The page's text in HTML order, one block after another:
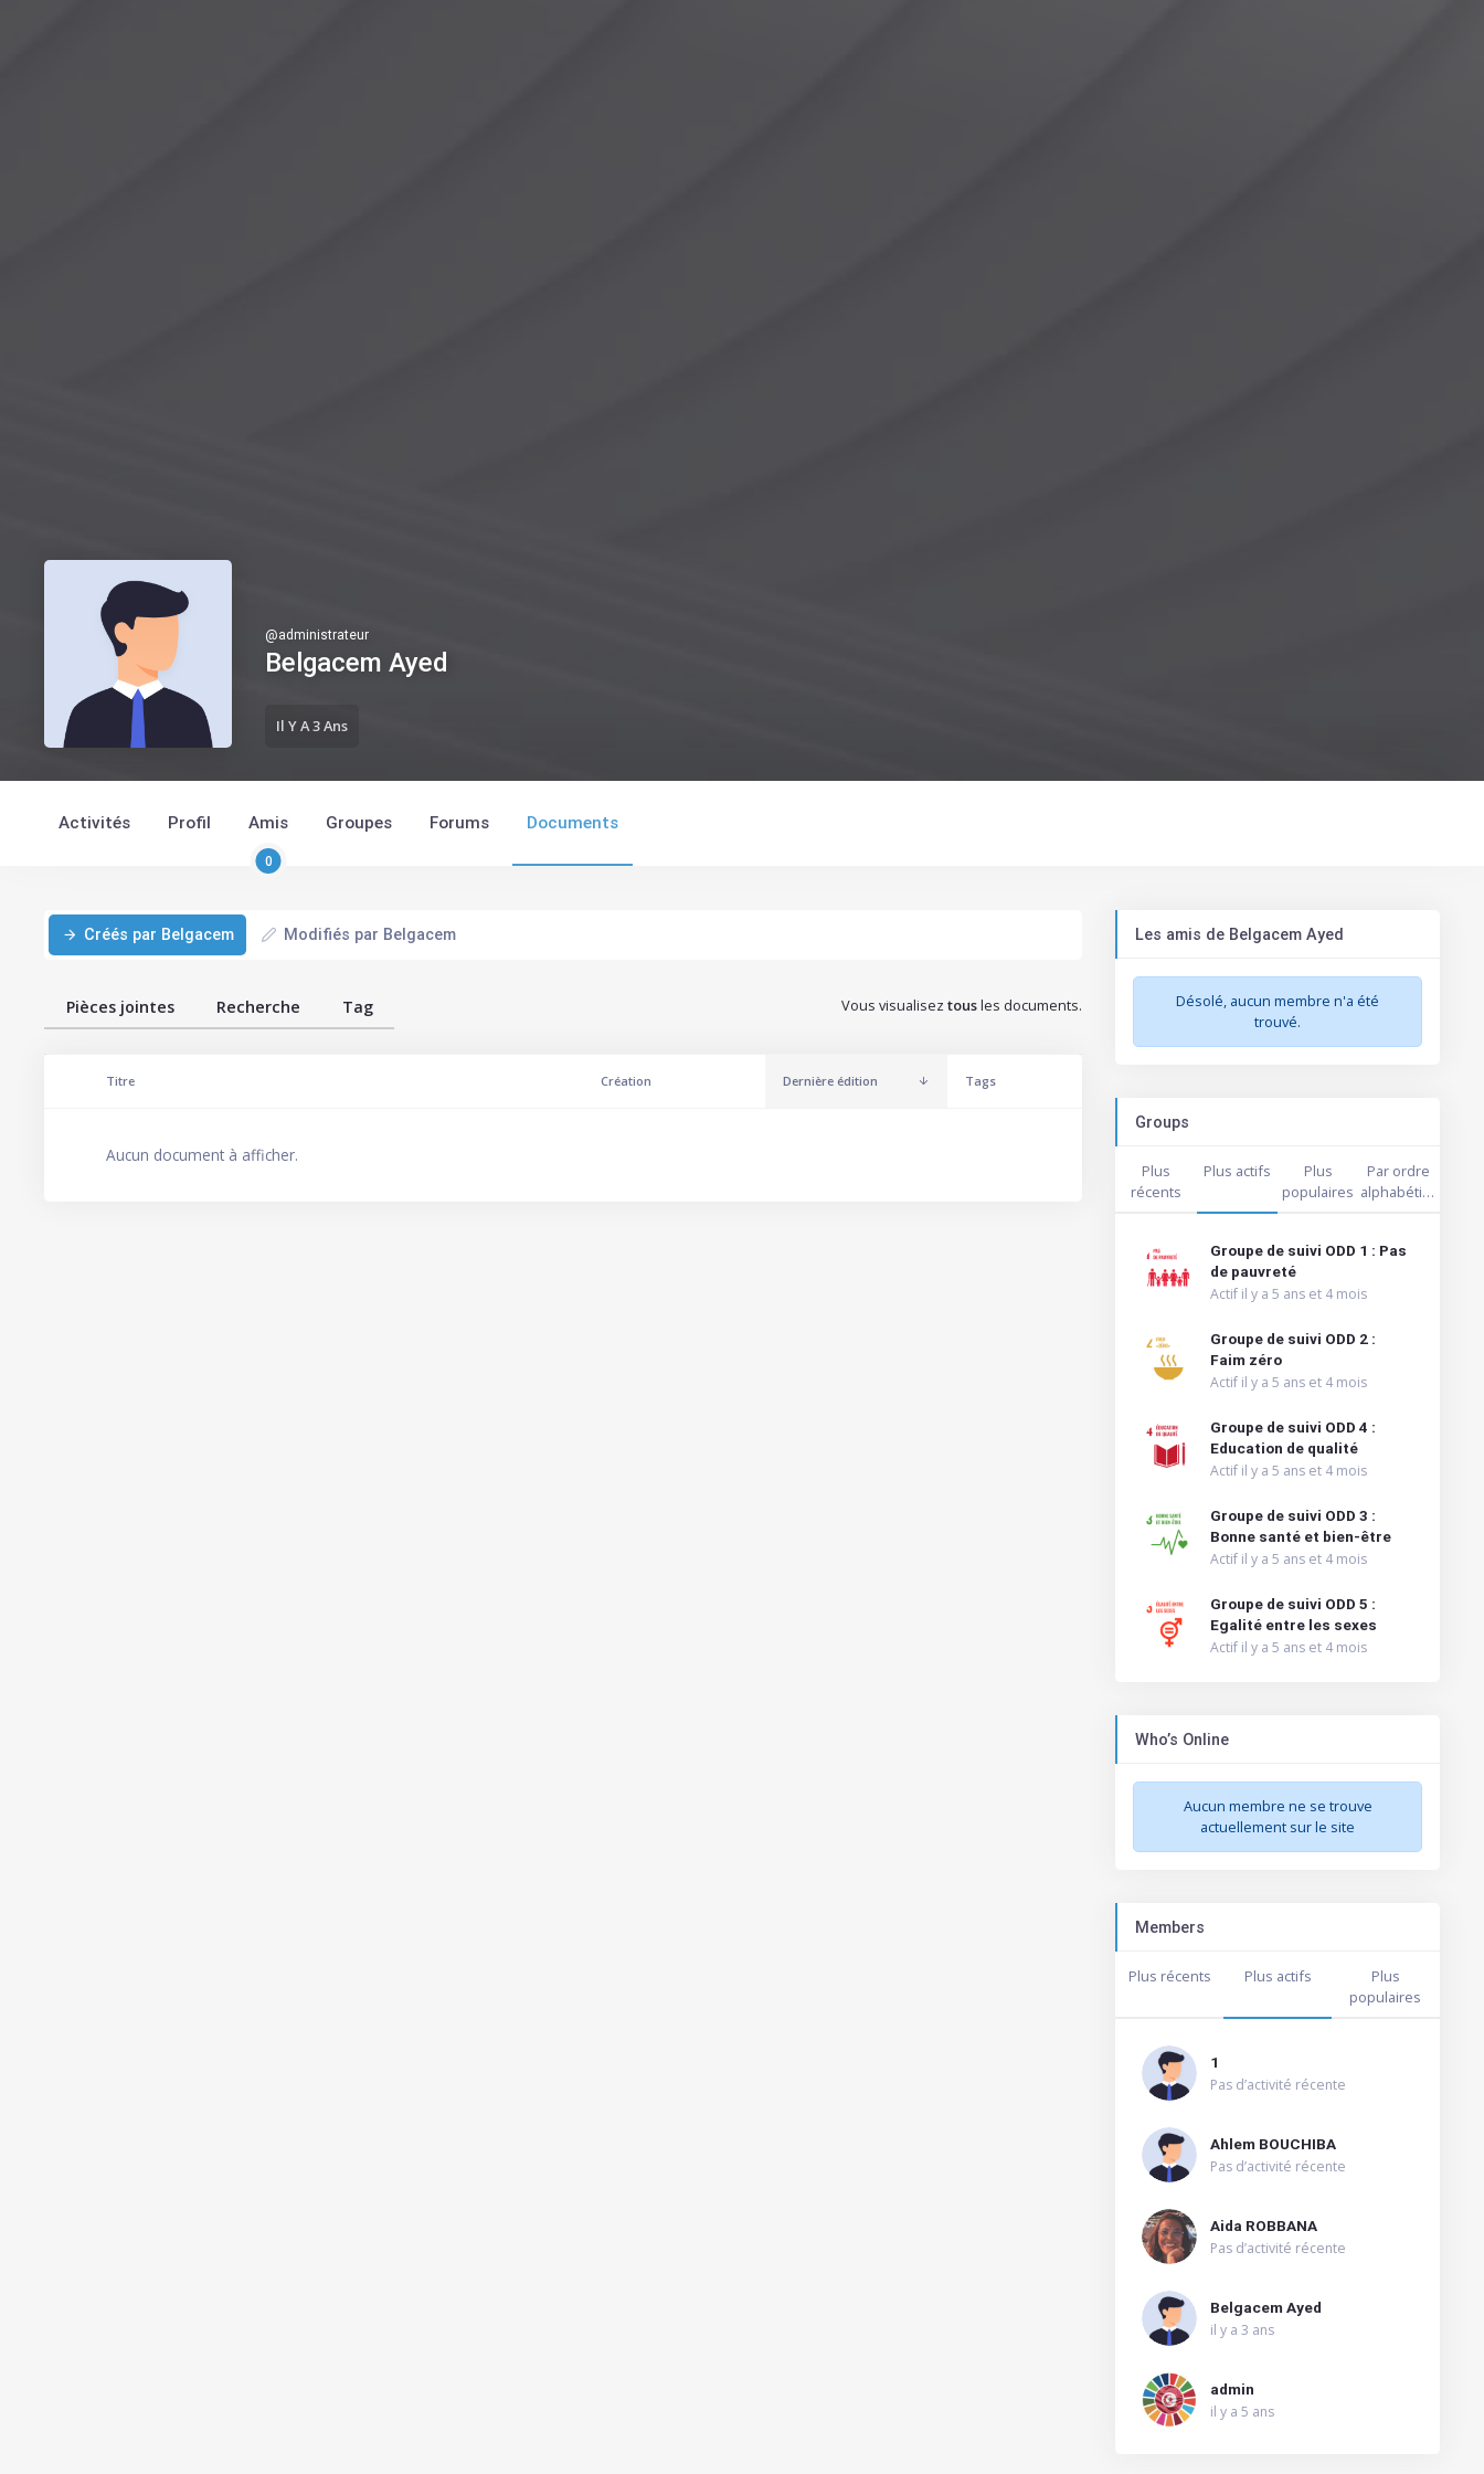
@administrateur
Belgacem Ayed
Il Y A 3 Ans
Activités Profil Amis
0
Groupes Forums Documents
Créés par Belgacem Modifiés par Belgacem
Vous visualiseztousles documents.
Pièces jointes Recherche Tag
Comporte des pièces jointes
Titre Création Dernière édition Tags
Aucun document à afficher.
Les amis de Belgacem Ayed
Désolé, aucun membre n'a été
trouvé.
Groups
Plus
récents
Plus actifs
Plus
populaires
Par ordre
alphabétique
Groupe de suivi ODD 1 : Pas
de pauvreté
Actif il y a 5 ans et 4 mois
Groupe de suivi ODD 2 :
Faim zéro
Actif il y a 5 ans et 4 mois
Groupe de suivi ODD 4 :
Education de qualité
Actif il y a 5 ans et 4 mois
Groupe de suivi ODD 3 :
Bonne santé et bien-être
Actif il y a 5 ans et 4 mois
Groupe de suivi ODD 5 :
Egalité entre les sexes
Actif il y a 5 ans et 4 mois
Who’s Online
Aucun membre ne se trouve
actuellement sur le site
Members
Plus récents Plus actifs
Plus
populaires
1
Pas d’activité récente
Ahlem BOUCHIBA
Pas d’activité récente
Aida ROBBANA
Pas d’activité récente
Belgacem Ayed
il y a 3 ans
admin
il y a 5 ans